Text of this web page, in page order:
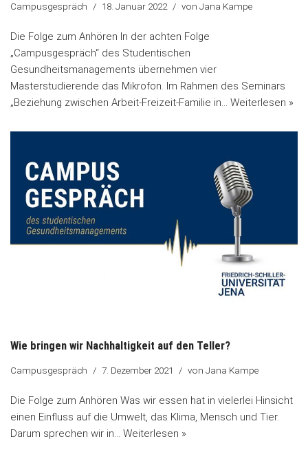
Campusgespräch 18. Januar 2022 von Jana Kampe
Die Folge zum Anhören In der achten Folge
„Campusgespräch“ des Studentischen
Gesundheitsmanagements übernehmen vier
Masterstudierende das Mikrofon. Im Rahmen des Seminars
„Beziehung zwischen Arbeit-Freizeit-Familie in… Weiterlesen »
Wie bringen wir Nachhaltigkeit auf den Teller?
Campusgespräch 7. Dezember 2021 von Jana Kampe
Die Folge zum Anhören Was wir essen hat in vielerlei Hinsicht
einen Einfluss auf die Umwelt, das Klima, Mensch und Tier.
Darum sprechen wir in… Weiterlesen »